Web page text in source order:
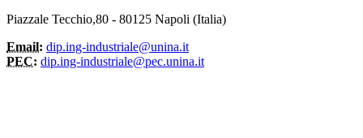
Piazzale Tecchio,80 - 80125 Napoli (Italia)
Email: dip.ing-industriale@unina.it
PEC: dip.ing-industriale@pec.unina.it